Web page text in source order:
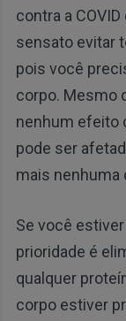
contra a
sensato evitar
pois você
corpo. Mesmo
nenhum efeito
pode ser
mais nenhuma
Se você
prioridade é
qualquer
corpo estiver